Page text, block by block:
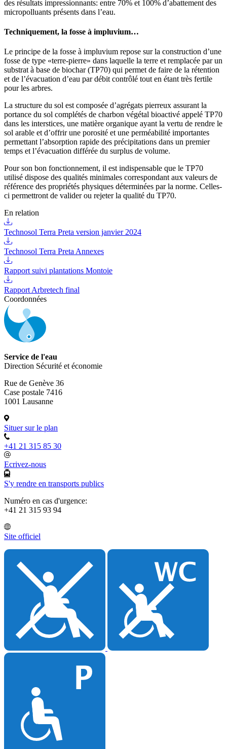
des résultats impressionnants: entre 70% et 100% d’abattement des
micropolluants présents dans l’eau.
Techniquement, la fosse à impluvium…
Le principe de la fosse à impluvium repose sur la construction d’une
fosse de type «terre-pierre» dans laquelle la terre et remplacée par un
substrat à base de biochar (TP70) qui permet de faire de la rétention
et de l’évacuation d’eau par débit contrôlé tout en étant très fertile
pour les arbres.
La structure du sol est composée d’agrégats pierreux assurant la
portance du sol complétés de charbon végétal bioactivé appelé TP70
dans les interstices, une matière organique ayant la vertu de rendre le
sol arable et d’offrir une porosité et une perméabilité importantes
permettant l’absorption rapide des précipitations dans un premier
temps et l’évacuation différée du surplus de volume.
Pour son bon fonctionnement, il est indispensable que le TP70
utilisé dispose des qualités minimales correspondant aux valeurs de
référence des propriétés physiques déterminées par la norme. Celles-
ci permettront de valider ou rejeter la qualité du TP70.
En relation
Technosol Terra Preta version janvier 2024
Technosol Terra Preta Annexes
Rapport suivi plantations Montoie
Rapport Arbretech final
Coordonnées
Service de l'eau
Direction Sécurité et économie
Rue de Genève 36
Case postale 7416
1001 Lausanne
Situer sur le plan
+41 21 315 85 30
Ecrivez-nous
S'y rendre en transports publics
Numéro en cas d'urgence:
+41 21 315 93 94
Site officiel